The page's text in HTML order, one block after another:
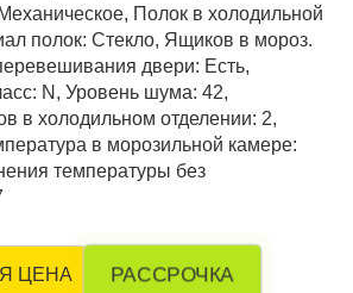
Полок в холодильной
полок: Стекло, Ящиков в мороз.
двери: Есть,
N, Уровень шума: 42,
в холодильном отделении: 2,
в морозильной камере:
температуры без
ЦЕНА РАССРОЧКА